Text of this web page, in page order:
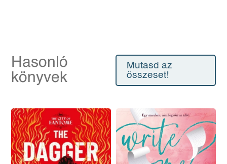
Hasonló
könyvek
Mutasd az
összeset!